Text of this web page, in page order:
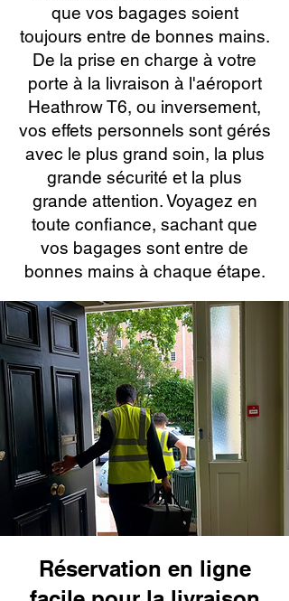
que vos bagages soient
toujours entre de bonnes mains.
De la prise en charge à votre
porte à la livraison à l'aéroport
Heathrow T6, ou inversement,
vos effets personnels sont gérés
avec le plus grand soin, la plus
grande sécurité et la plus
grande attention. Voyagez en
toute confiance, sachant que
vos bagages sont entre de
bonnes mains à chaque étape.
Réservation en ligne